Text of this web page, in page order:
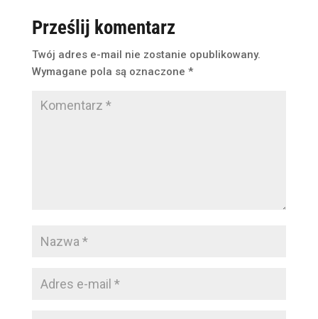
Prześlij komentarz
Twój adres e-mail nie zostanie opublikowany.
Wymagane pola są oznaczone *